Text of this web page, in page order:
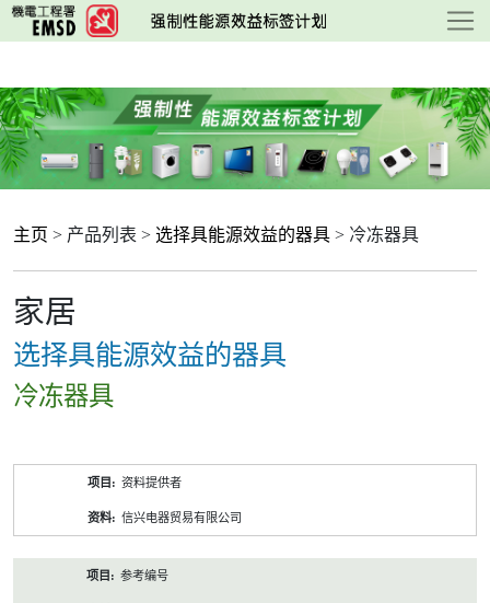
跳
至
要
内
容
主页 > 产品列表 > 选择具能源效益的器具 > 冷冻器具
家居
选择具能源效益的器具
冷冻器具
资料提供者
信兴电器贸易有限公司
参考编号